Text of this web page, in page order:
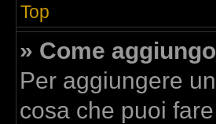
Top
» Come
Per aggiungere
cosa che puoi